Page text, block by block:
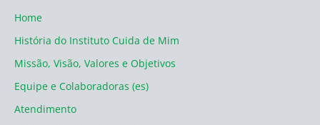
Home
História do Instituto Cuida de Mim
Missão, Visão, Valores e Objetivos
Equipe e Colaboradoras (es)
Atendimento